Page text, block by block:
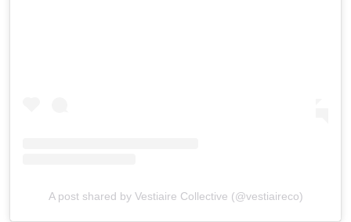
A post shared by Vestiaire Collective (@vestiaireco)